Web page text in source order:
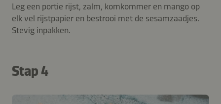
Leg een portie rijst, zalm, komkommer en mango op
elk vel rijstpapier en bestrooi met de sesamzaadjes.
Stevig inpakken.
Stap 4